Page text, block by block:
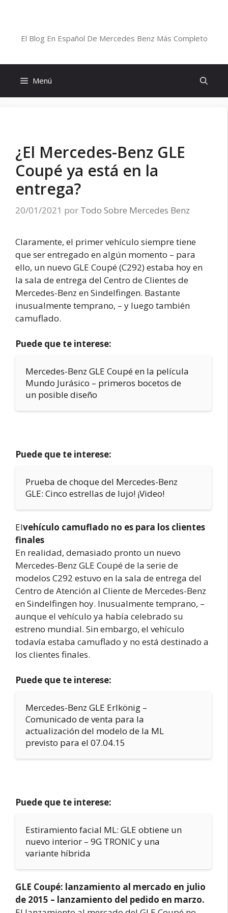
El Blog En Español De Mercedes Benz Más Completo
Menú
¿El Mercedes-Benz GLE
Coupé ya está en la
entrega?
20/01/2021 por Todo Sobre Mercedes Benz
Claramente, el primer vehículo siempre tiene
que ser entregado en algún momento – para
ello, un nuevo GLE Coupé (C292) estaba hoy en
la sala de entrega del Centro de Clientes de
Mercedes-Benz en Sindelfingen. Bastante
inusualmente temprano, – y luego también
camuflado.
Puede que te interese:
Mercedes-Benz GLE Coupé en la película
Mundo Jurásico – primeros bocetos de
un posible diseño
Puede que te interese:
Prueba de choque del Mercedes-Benz
GLE: Cinco estrellas de lujo! ¡Video!
Elvehículo camuflado no es para los clientes
finales
En realidad, demasiado pronto un nuevo
Mercedes-Benz GLE Coupé de la serie de
modelos C292 estuvo en la sala de entrega del
Centro de Atención al Cliente de Mercedes-Benz
en Sindelfingen hoy. Inusualmente temprano, –
aunque el vehículo ya había celebrado su
estreno mundial. Sin embargo, el vehículo
todavía estaba camuflado y no está destinado a
los clientes finales.
Puede que te interese:
Mercedes-Benz GLE Erlkönig –
Comunicado de venta para la
actualización del modelo de la ML
previsto para el 07.04.15
Puede que te interese:
Estiramiento facial ML: GLE obtiene un
nuevo interior – 9G TRONIC y una
variante híbrida
GLE Coupé: lanzamiento al mercado en julio
de 2015 – lanzamiento del pedido en marzo.